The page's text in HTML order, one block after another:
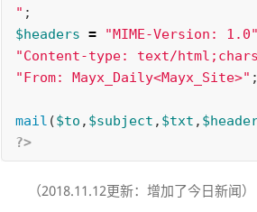
" ;
$headers = "MIME-Version: 1.0"
"Content-type: text/
"From: Mayx_Daily<Mayx_Site>" ;
mail ($to , $subject , $txt ,
?>
（2018.11.12更新：增加了今日新闻